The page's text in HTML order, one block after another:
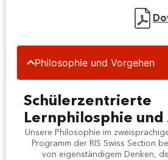
Philosophie und Vorgehen
Schülerzentrierte
Lernphilosphie und
Unsere Philosophie im
Programm der RIS Swiss Section
von eigenständigem Denken,